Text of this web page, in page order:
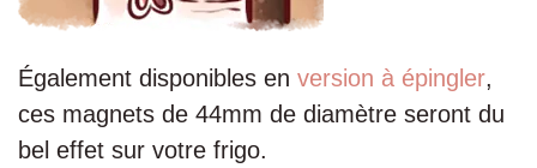
Également disponibles en version à épingler,
ces magnets de 44mm de diamètre seront du
bel effet sur votre frigo.